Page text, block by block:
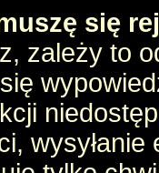
się
zależy to